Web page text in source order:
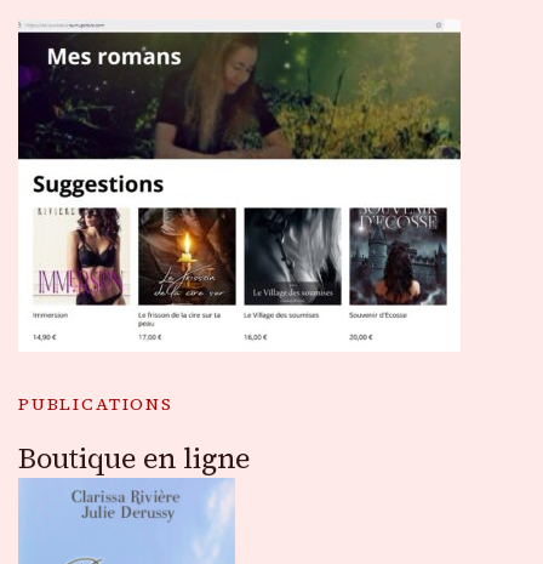
PUBLICATIONS
Boutique en ligne